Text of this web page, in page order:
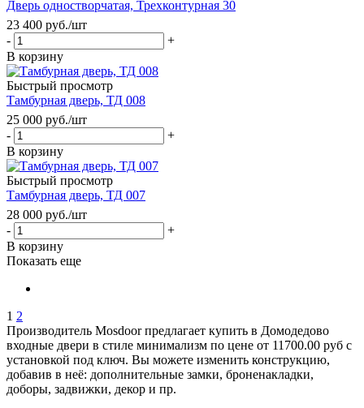
Дверь одностворчатая, Трехконтурная 30
23 400 руб./шт
-
+
В корзину
Быстрый просмотр
Тамбурная дверь, ТД 008
25 000 руб./шт
-
+
В корзину
Быстрый просмотр
Тамбурная дверь, ТД 007
28 000 руб./шт
-
+
В корзину
Показать еще
1 2
Производитель Mosdoor предлагает купить в Домодедово
входные двери в стиле минимализм по цене от 11700.00 руб с
установкой под ключ. Вы можете изменить конструкцию,
добавив в неё: дополнительные замки, броненакладки,
доборы, задвижки, декор и пр.